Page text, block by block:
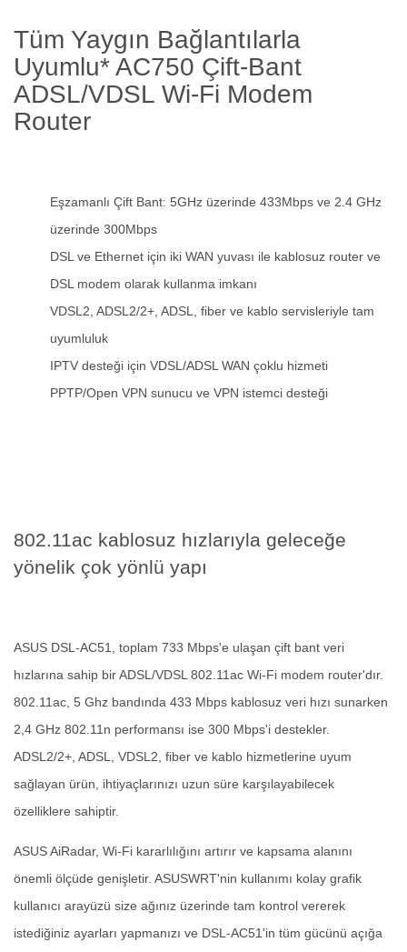
Tüm Yaygın Bağlantılarla
Uyumlu* AC750 Çift-Bant
ADSL/VDSL Wi-Fi Modem
Router
Eşzamanlı Çift Bant: 5GHz üzerinde 433Mbps ve 2.4 GHz
üzerinde 300Mbps
DSL ve Ethernet için iki WAN yuvası ile kablosuz router ve
DSL modem olarak kullanma imkanı
VDSL2, ADSL2/2+, ADSL, fiber ve kablo servisleriyle tam
uyumluluk
IPTV desteği için VDSL/ADSL WAN çoklu hizmeti
PPTP/Open VPN sunucu ve VPN istemci desteği
802.11ac kablosuz hızlarıyla geleceğe
yönelik çok yönlü yapı
ASUS DSL-AC51, toplam 733 Mbps'e ulaşan çift bant veri
hızlarına sahip bir ADSL/VDSL 802.11ac Wi-Fi modem router'dır.
802.11ac, 5 Ghz bandında 433 Mbps kablosuz veri hızı sunarken
2,4 GHz 802.11n performansı ise 300 Mbps'i destekler.
ADSL2/2+, ADSL, VDSL2, fiber ve kablo hizmetlerine uyum
sağlayan ürün, ihtiyaçlarınızı uzun süre karşılayabilecek
özelliklere sahiptir.
ASUS AiRadar, Wi-Fi kararlılığını artırır ve kapsama alanını
önemli ölçüde genişletir. ASUSWRT'nin kullanımı kolay grafik
kullanıcı arayüzü size ağınız üzerinde tam kontrol vererek
istediğiniz ayarları yapmanızı ve DSL-AC51'in tüm gücünü açığa